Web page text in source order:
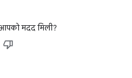
मदद मिली?